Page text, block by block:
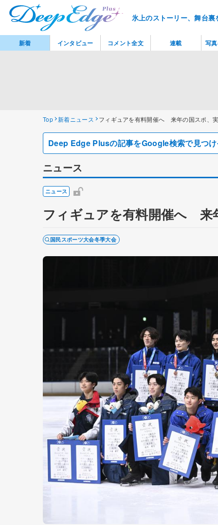
氷上のストーリー、舞台
Top 新着ニュース フィギュアを有料開催へ 来年の国スポ、
Deep Edge Plusの記事をGoogle検索で見つ
ニュース
ニュース
フィギュアを有料開催へ 来
国民スポーツ大会冬季大会
新着 インタビュー コメント全文 連載 写